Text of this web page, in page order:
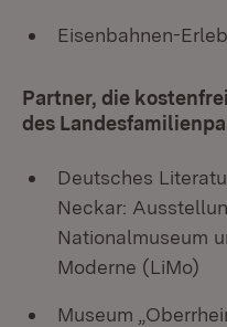
Eisenbahnen-
Partner, die
des
Deutsches
Neckar:
Nationalmuseum
Moderne (LiMo)
Museum